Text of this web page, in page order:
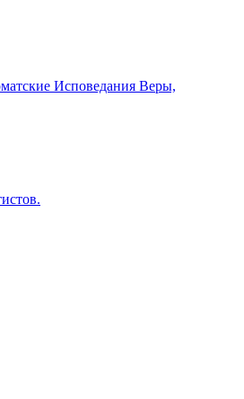
Исповедания Веры,